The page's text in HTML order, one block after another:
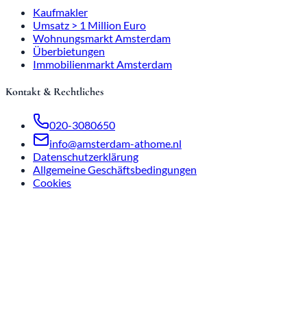
Kaufmakler
Umsatz > 1 Million Euro
Wohnungsmarkt Amsterdam
Überbietungen
Immobilienmarkt Amsterdam
Kontakt & Rechtliches
020-3080650
info@amsterdam-athome.nl
Datenschutzerklärung
Allgemeine Geschäftsbedingungen
Cookies